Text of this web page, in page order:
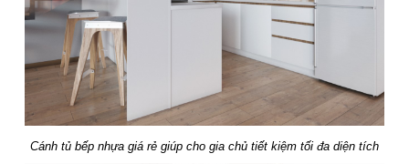
Cánh tủ bếp nhựa giá rẻ giúp cho gia chủ tiết kiệm tối đa diện tích